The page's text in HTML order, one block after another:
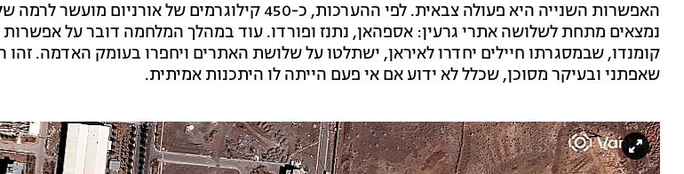
נמצאים מתחת לשלושה אתרי גרעין: אספהאן, נתנז ופורדו. עוד במהלך המלחמה דובר על
קומנדו, שבמסגרתו חיילים יחדרו לאיראן, ישתלטו על שלושת האתרים ויחפרו בעומק האדמה. זהו
שאפתני ובעיקר מסוכן, שכלל לא ידוע אם אי פעם הייתה לו היתכנות אמיתית.